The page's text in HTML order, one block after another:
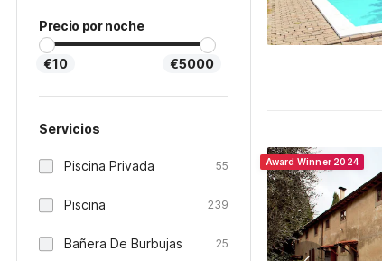
Precio por noche
€10 €5000
Servicios
Piscina Privada 55
Piscina 239
Bañera De Burbujas 25
Award Winner 2024